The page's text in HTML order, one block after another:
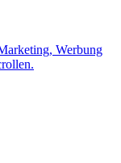
Werbung